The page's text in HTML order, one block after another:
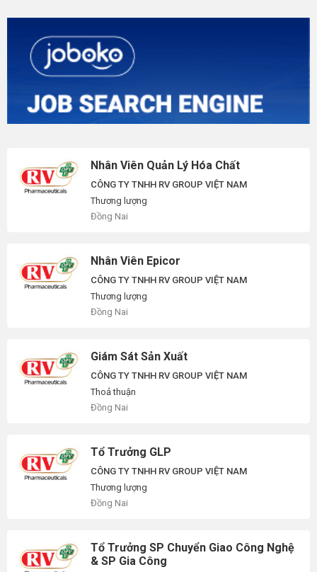
Nhân Viên Quản Lý Hóa Chất
CÔNG TY TNHH RV GROUP VIỆT NAM
Thương lượng
Đồng Nai
Nhân Viên Epicor
CÔNG TY TNHH RV GROUP VIỆT NAM
Thương lượng
Đồng Nai
Giám Sát Sản Xuất
CÔNG TY TNHH RV GROUP VIỆT NAM
Thoả thuận
Đồng Nai
Tổ Trưởng GLP
CÔNG TY TNHH RV GROUP VIỆT NAM
Thương lượng
Đồng Nai
Tổ Trưởng SP Chuyển Giao Công Nghệ
& SP Gia Công